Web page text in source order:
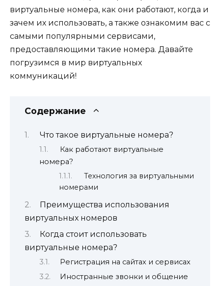
виртуальные номера, как они работают, когда и
зачем их использовать, а также ознакомим вас с
самыми популярными сервисами,
предоставляющими такие номера. Давайте
погрузимся в мир виртуальных
коммуникаций!
Содержание
Что такое виртуальные номера?
Как работают виртуальные
номера?
Технология за виртуальными
номерами
Преимущества использования
виртуальных номеров
Когда стоит использовать
виртуальные номера?
Регистрация на сайтах и сервисах
Иностранные звонки и общение